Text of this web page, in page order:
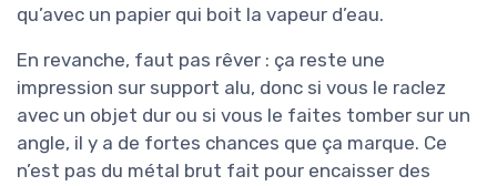
qu’avec un papier qui boit la vapeur d’eau.
En revanche, faut pas rêver : ça reste une
impression sur support alu, donc si vous le raclez
avec un objet dur ou si vous le faites tomber sur un
angle, il y a de fortes chances que ça marque. Ce
n’est pas du métal brut fait pour encaisser des